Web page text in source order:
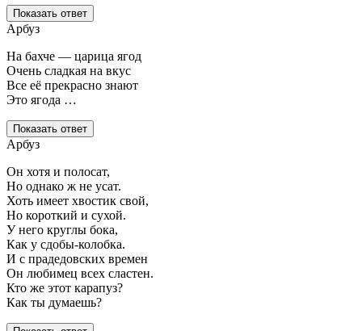
Показать ответ
Арбуз
На бахче — царица ягод
Очень сладкая на вкус
Все её прекрасно знают
Это ягода …
Показать ответ
Арбуз
Он хотя и полосат,
Но однако ж не усат.
Хоть имеет хвостик свой,
Но короткий и сухой.
У него круглы бока,
Как у сдобы-колобка.
И с прадедовских времен
Он любимец всех сластен.
Кто же этот карапуз?
Как ты думаешь?